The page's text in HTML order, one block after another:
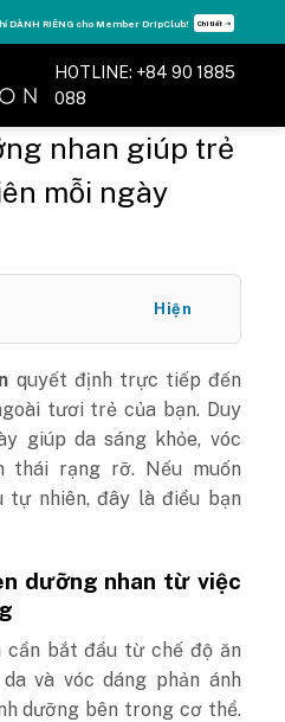
DÀNH RIÊNG cho Member DripClub! Chi tiết ➝
HOTLINE: +84 90 1885
088
nhan giúp trẻ
mỗi ngày
Hiện
quyết định trực tiếp đến
tươi trẻ của bạn. Duy
giúp da sáng khỏe, vóc
thái rạng rỡ. Nếu muốn
nhiên, đây là điều bạn
dưỡng nhan từ việc
cần bắt đầu từ chế độ ăn
và vóc dáng phản ánh
dưỡng bên trong cơ thể.